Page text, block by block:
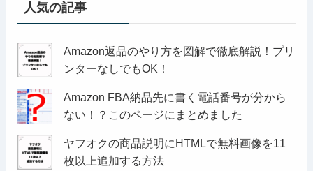
人気の記事
Amazon返品のやり方を図解で徹底解説！プリ
ンターなしでもOK！
Amazon FBA納品先に書く電話番号が分から
ない！？このページにまとめました
ヤフオクの商品説明にHTMLで無料画像を11
枚以上追加する方法